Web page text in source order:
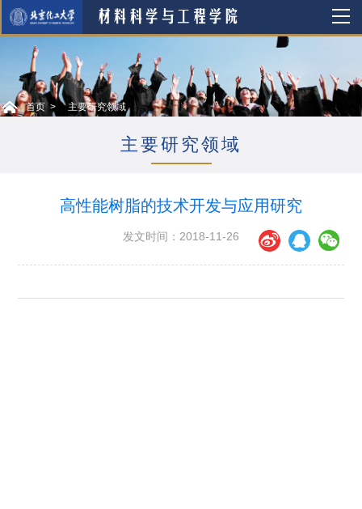
首页 主要研究领域
主要研究领域
高性能树脂的技术开发与应用研究
发文时间：2018-11-26